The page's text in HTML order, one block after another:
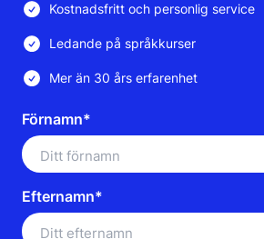
Kostnadsfritt och personlig service
Ledande på språkkurser
Mer än 30 års erfarenhet
Förnamn*
Efternamn*